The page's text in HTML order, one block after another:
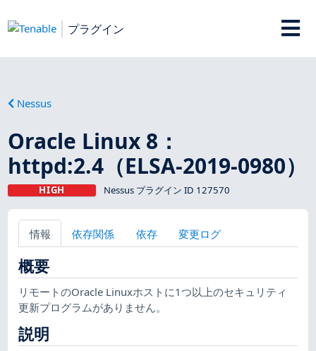
プラグイン
Nessus
Oracle Linux 8：
httpd:2.4（ELSA-2019-0980）
HIGH Nessus プラグイン ID 127570
情報 依存関係 依存 変更ログ
概要
リモートのOracle Linuxホストに1つ以上のセキュリティ
更新プログラムがありません。
説明